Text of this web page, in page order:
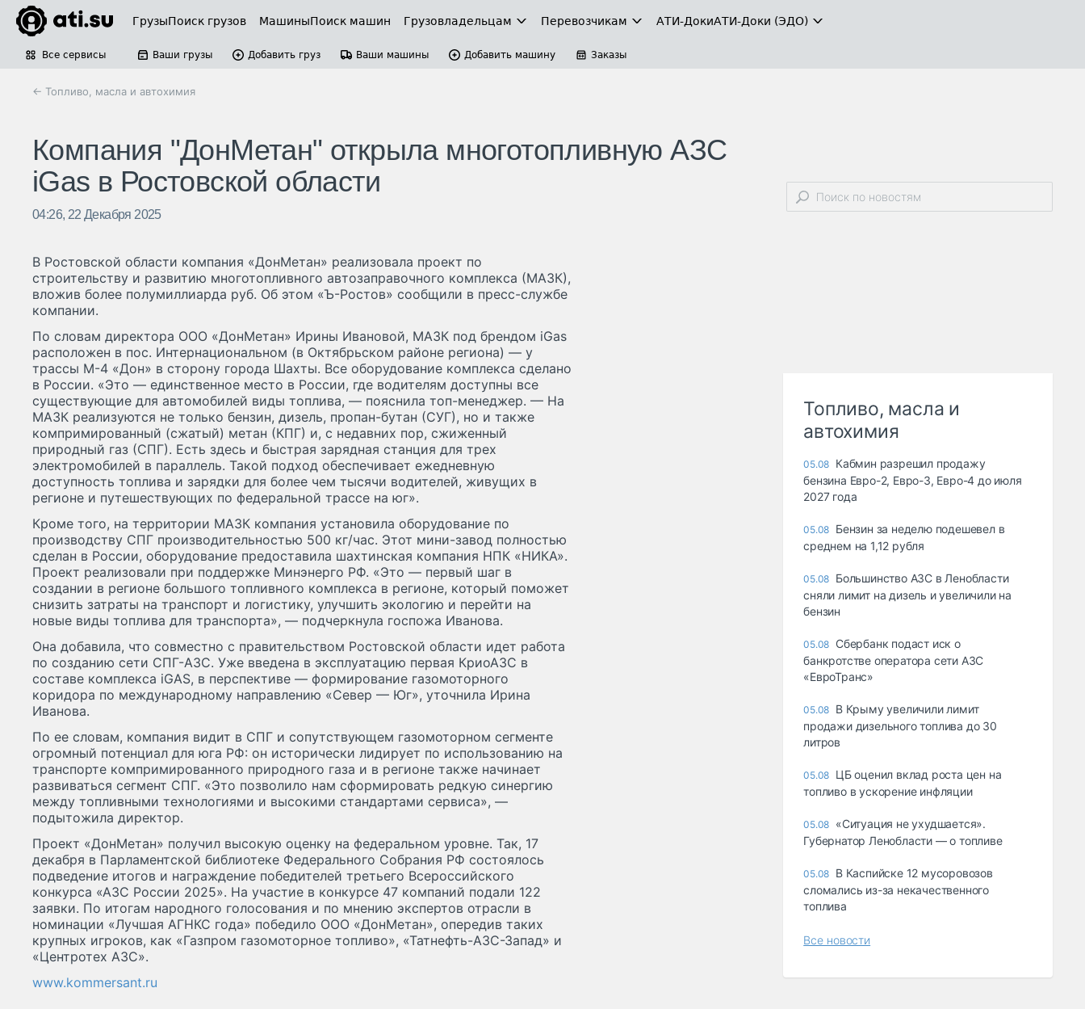
ГрузыПоиск грузов МашиныПоиск машин Грузовладельцам Перевозчикам АТИ-ДокиАТИ-Доки (ЭДО)
Все сервисы Ваши грузы Добавить груз Ваши машины Добавить машину Заказы
← Топливо, масла и автохимия
Компания "ДонМетан" открыла многотопливную АЗС
iGas в Ростовской области
04:26, 22 Декабря 2025
В Ростовской области компания «ДонМетан» реализовала проект по
строительству и развитию многотопливного автозаправочного комплекса (МАЗК),
вложив более полумиллиарда руб. Об этом «Ъ-Ростов» сообщили в пресс-службе
компании.
По словам директора ООО «ДонМетан» Ирины Ивановой, МАЗК под брендом iGas
расположен в пос. Интернациональном (в Октябрьском районе региона) — у
трассы М-4 «Дон» в сторону города Шахты. Все оборудование комплекса сделано
в России. «Это — единственное место в России, где водителям доступны все
существующие для автомобилей виды топлива, — пояснила топ-менеджер. — На
МАЗК реализуются не только бензин, дизель, пропан-бутан (СУГ), но и также
компримированный (сжатый) метан (КПГ) и, с недавних пор, сжиженный
природный газ (СПГ). Есть здесь и быстрая зарядная станция для трех
электромобилей в параллель. Такой подход обеспечивает ежедневную
доступность топлива и зарядки для более чем тысячи водителей, живущих в
регионе и путешествующих по федеральной трассе на юг».
Кроме того, на территории МАЗК компания установила оборудование по
производству СПГ производительностью 500 кг/час. Этот мини-завод полностью
сделан в России, оборудование предоставила шахтинская компания НПК «НИКА».
Проект реализовали при поддержке Минэнерго РФ. «Это — первый шаг в
создании в регионе большого топливного комплекса в регионе, который поможет
снизить затраты на транспорт и логистику, улучшить экологию и перейти на
новые виды топлива для транспорта», — подчеркнула госпожа Иванова.
Она добавила, что совместно с правительством Ростовской области идет работа
по созданию сети СПГ-АЗС. Уже введена в эксплуатацию первая КриоАЗС в
составе комплекса iGAS, в перспективе — формирование газомоторного
коридора по международному направлению «Север — Юг», уточнила Ирина
Иванова.
По ее словам, компания видит в СПГ и сопутствующем газомоторном сегменте
огромный потенциал для юга РФ: он исторически лидирует по использованию на
транспорте компримированного природного газа и в регионе также начинает
развиваться сегмент СПГ. «Это позволило нам сформировать редкую синергию
между топливными технологиями и высокими стандартами сервиса», —
подытожила директор.
Проект «ДонМетан» получил высокую оценку на федеральном уровне. Так, 17
декабря в Парламентской библиотеке Федерального Собрания РФ состоялось
подведение итогов и награждение победителей третьего Всероссийского
конкурса «АЗС России 2025». На участие в конкурсе 47 компаний подали 122
заявки. По итогам народного голосования и по мнению экспертов отрасли в
номинации «Лучшая АГНКС года» победило ООО «ДонМетан», опередив таких
крупных игроков, как «Газпром газомоторное топливо», «Татнефть-АЗС-Запад» и
«Центротех АЗС».
www.kommersant.ru
Топливо, масла и
автохимия
05.08 Кабмин разрешил продажу
бензина Евро-2, Евро-3, Евро-4 до июля
2027 года
05.08 Бензин за неделю подешевел в
среднем на 1,12 рубля
05.08 Большинство АЗС в Ленобласти
сняли лимит на дизель и увеличили на
бензин
05.08 Сбербанк подаст иск о
банкротстве оператора сети АЗС
«ЕвроТранс»
05.08 В Крыму увеличили лимит
продажи дизельного топлива до 30
литров
05.08 ЦБ оценил вклад роста цен на
топливо в ускорение инфляции
05.08 «Ситуация не ухудшается».
Губернатор Ленобласти — о топливе
05.08 В Каспийске 12 мусоровозов
сломались из-за некачественного
топлива
Все новости